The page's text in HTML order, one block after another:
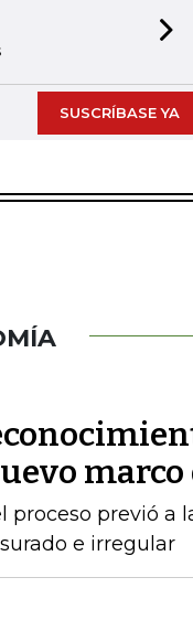
SUSCRÍBASE YA
marco
previó a
e irregular